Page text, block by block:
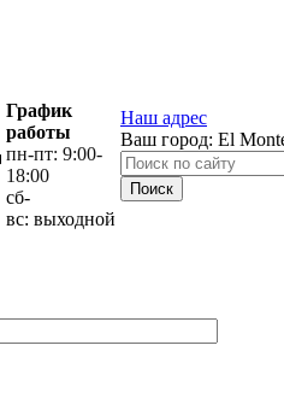
График
работы
пн-пт: 9:00-
18:00
сб-
вс: выходной
Наш адрес
Ваш город: El